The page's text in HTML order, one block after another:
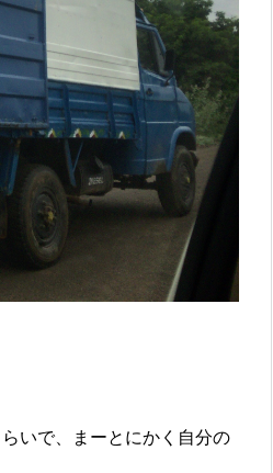
いで、まーとにかく自分の